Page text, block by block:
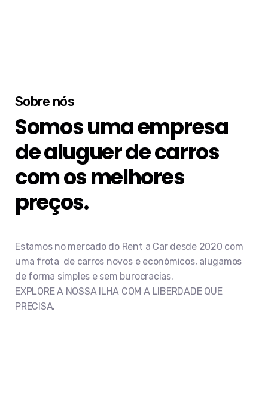
Sobre nós
Somos uma empresa
de aluguer de carros
com os melhores
preços.
Estamos no mercado do Rent a Car desde 2020 com
uma frota de carros novos e económicos, alugamos
de forma simples e sem burocracias.
EXPLORE A NOSSA ILHA COM A LIBERDADE QUE
PRECISA.